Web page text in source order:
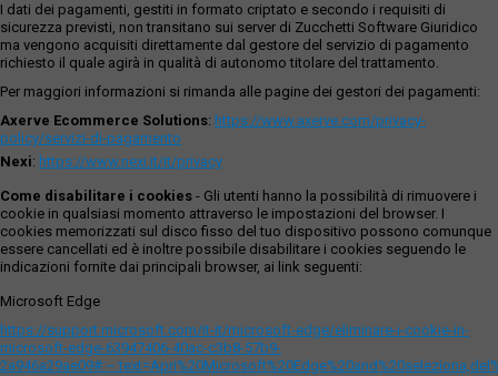
I dati dei pagamenti, gestiti in formato criptato e secondo i requisiti di
sicurezza previsti, non transitano sui server di Zucchetti Software Giuridico
ma vengono acquisiti direttamente dal gestore del servizio di pagamento
richiesto il quale agirà in qualità di autonomo titolare del trattamento.
Per maggiori informazioni si rimanda alle pagine dei gestori dei pagamenti:
Axerve Ecommerce Solutions: https://www.axerve.com/privacy-
policy/servizi-di-pagamento
Nexi: https://www.nexi.it/it/privacy
Come disabilitare i cookies - Gli utenti hanno la possibilità di rimuovere i
cookie in qualsiasi momento attraverso le impostazioni del browser. I
cookies memorizzati sul disco fisso del tuo dispositivo possono comunque
essere cancellati ed è inoltre possibile disabilitare i cookies seguendo le
indicazioni fornite dai principali browser, ai link seguenti:
Microsoft Edge
https://support.microsoft.com/it-it/microsoft-edge/eliminare-i-cookie-in-
microsoft-edge-63947406-40ac-c3b8-57b9-